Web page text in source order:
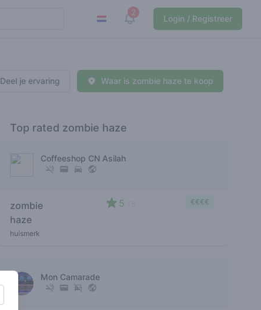
2
View notifications
Login / Registreer
Deel je ervaring Waar is zombie haze te koop
Top rated zombie haze
Coffeeshop CN Asilah
zombie
haze
huismerk
5 €€€€
Mon Camarade